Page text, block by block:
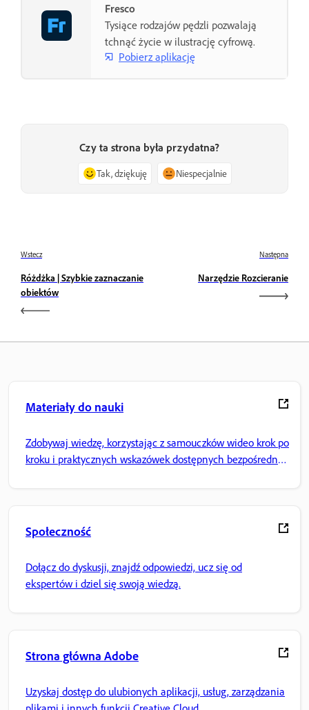
Fresco
Tysiące rodzajów pędzli pozwalają
tchnąć życie w ilustrację cyfrową.
Pobierz aplikację
Czy ta strona była przydatna?
Tak, dziękuję Niespecjalnie
Wstecz
Różdżka | Szybkie zaznaczanie
obiektów
Następna
Narzędzie Rozcieranie
Materiały do nauki
Zdobywaj wiedzę, korzystając z samouczków wideo krok po
kroku i praktycznych wskazówek dostępnych bezpośrednio
Społeczność
Dołącz do dyskusji, znajdź odpowiedzi, ucz się od
ekspertów i dziel się swoją wiedzą.
Strona główna Adobe
Uzyskaj dostęp do ulubionych aplikacji, usług, zarządzania